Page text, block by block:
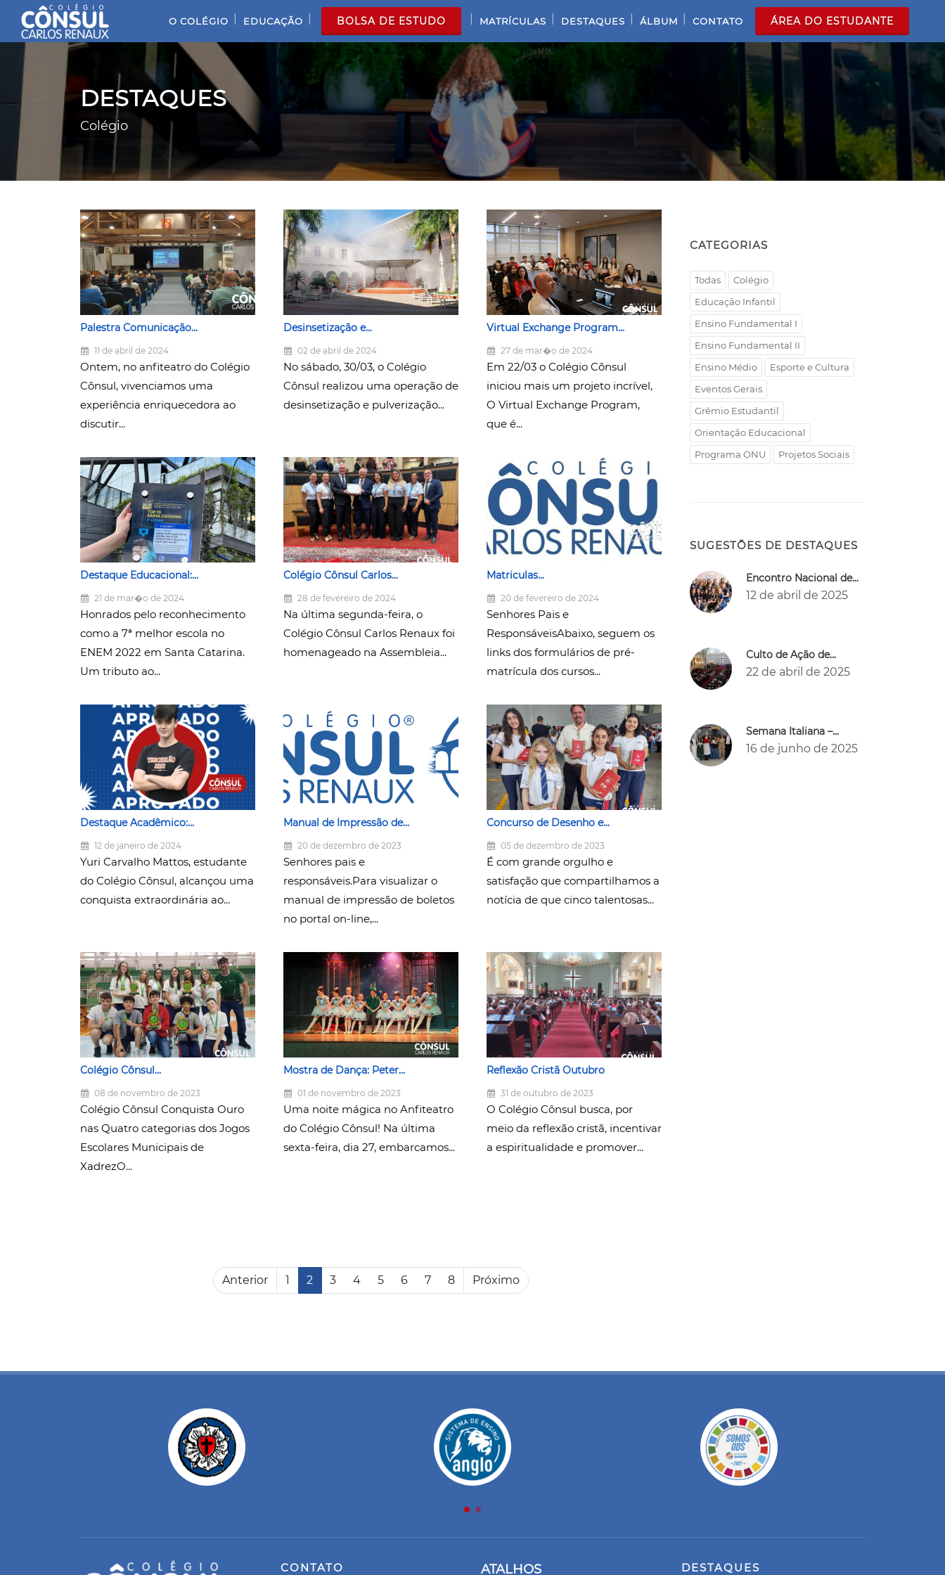
O COLÉGIO EDUCAÇÃO BOLSA DE ESTUDO MATRÍCULAS DESTAQUES ÁLBUM CONTATO ÁREA DO ESTUDANTE
DESTAQUES
Colégio
Palestra Comunicação...
11 de abril de 2024
Ontem, no anfiteatro do Colégio
Cônsul, vivenciamos uma
experiência enriquecedora ao
discutir...
Desinsetização e...
02 de abril de 2024
No sábado, 30/03, o Colégio
Cônsul realizou uma operação de
desinsetização e pulverização...
Virtual Exchange Program...
27 de mar�o de 2024
Em 22/03 o Colégio Cônsul
iniciou mais um projeto incrível,
O Virtual Exchange Program,
que é...
Destaque Educacional:...
21 de mar�o de 2024
Honrados pelo reconhecimento
como a 7ª melhor escola no
ENEM 2022 em Santa Catarina.
Um tributo ao...
Colégio Cônsul Carlos...
28 de fevereiro de 2024
Na última segunda-feira, o
Colégio Cônsul Carlos Renaux foi
homenageado na Assembleia...
Matriculas...
20 de fevereiro de 2024
Senhores Pais e
ResponsáveisAbaixo, seguem os
links dos formulários de pré-
matrícula dos cursos...
Destaque Acadêmico:...
12 de janeiro de 2024
Yuri Carvalho Mattos, estudante
do Colégio Cônsul, alcançou uma
conquista extraordinária ao...
Manual de Impressão de...
20 de dezembro de 2023
Senhores pais e
responsáveis.Para visualizar o
manual de impressão de boletos
no portal on-line,...
Concurso de Desenho e...
05 de dezembro de 2023
É com grande orgulho e
satisfação que compartilhamos a
notícia de que cinco talentosas...
Colégio Cônsul...
08 de novembro de 2023
Colégio Cônsul Conquista Ouro
nas Quatro categorias dos Jogos
Escolares Municipais de
XadrezO...
Mostra de Dança: Peter...
01 de novembro de 2023
Uma noite mágica no Anfiteatro
do Colégio Cônsul! Na última
sexta-feira, dia 27, embarcamos...
Reflexão Cristã Outubro
31 de outubro de 2023
O Colégio Cônsul busca, por
meio da reflexão cristã, incentivar
a espiritualidade e promover...
Anterior 1 2 3 4 5 6 7 8 Próximo
CATEGORIAS
Todas
Colégio
Educação Infantil
Ensino Fundamental I
Ensino Fundamental II
Ensino Médio
Esporte e Cultura
Eventos Gerais
Grêmio Estudantil
Orientação Educacional
Programa ONU
Projetos Sociais
SUGESTÕES DE DESTAQUES
Encontro Nacional de...
12 de abril de 2025
Culto de Ação de...
22 de abril de 2025
Semana Italiana –...
16 de junho de 2025
CONTATO ATALHOS DESTAQUES